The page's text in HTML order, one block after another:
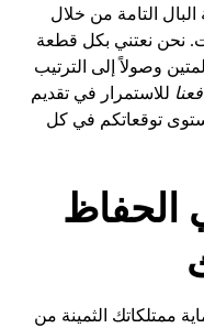
البال التامة من خلال
نحن نعتني بكل قطعة
وصولاً إلى الترتيب
للاستمرار في تقديم
توقعاتكم في كل
الحفاظ
ممتلكاتك الثمينة من